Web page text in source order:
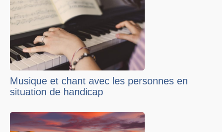
Musique et chant avec les personnes en
situation de handicap